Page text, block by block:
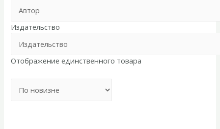
Издательство
Отображение единственного товара